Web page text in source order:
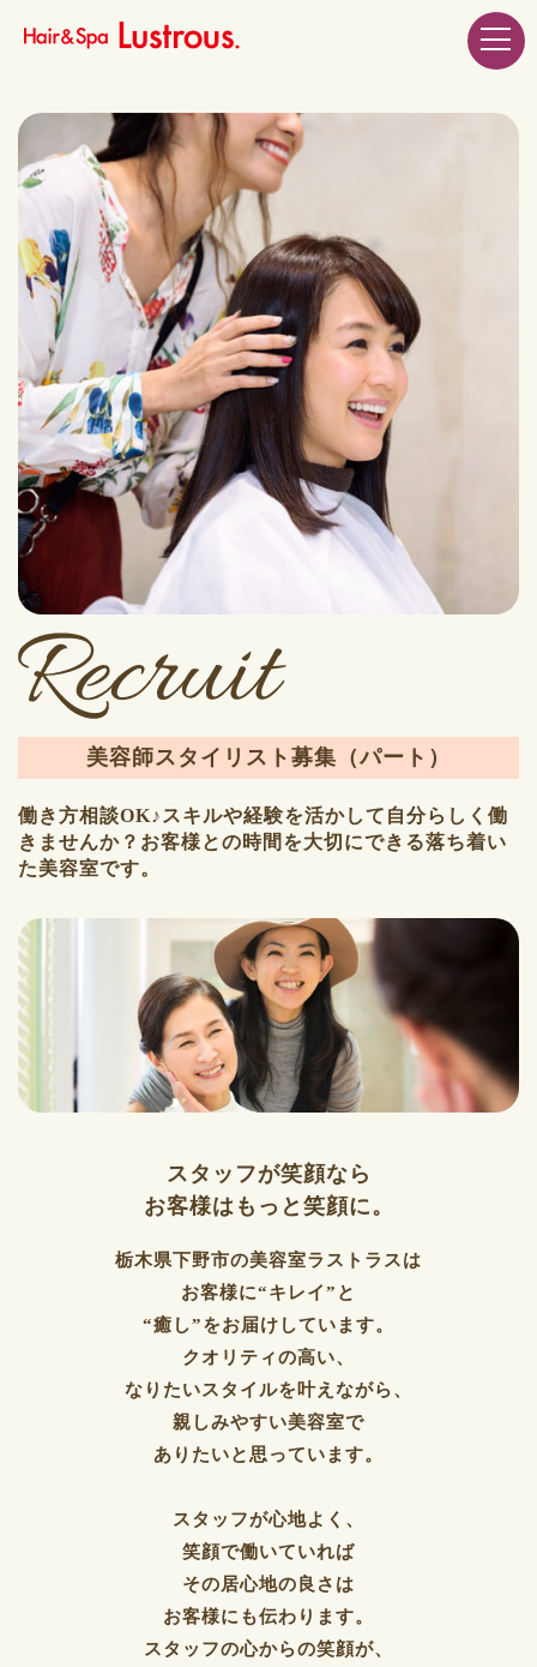
美容師スタイリスト募集（パート）
働き方相談OK♪スキルや経験を活かして自分らしく働
きませんか？お客様との時間を大切にできる落ち着い
た美容室です。
スタッフが笑顔なら
お客様はもっと笑顔に。
栃木県下野市の美容室ラストラスは
お客様に“キレイ”と
“癒し”をお届けしています。
クオリティの高い、
なりたいスタイルを叶えながら、
親しみやすい美容室で
ありたいと思っています。
スタッフが心地よく、
笑顔で働いていれば
その居心地の良さは
お客様にも伝わります。
スタッフの心からの笑顔が、